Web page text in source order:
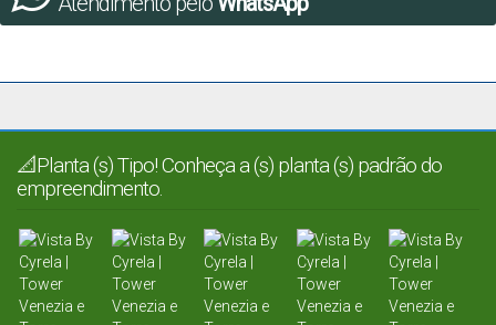
📐Planta (s) Tipo! Conheça a (s) planta (s) padrão do
empreendimento.